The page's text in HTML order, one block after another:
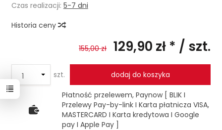
Czas realizacji: 5-7 dni
Historia ceny
155,00 zł 129,90 zł * / szt.
szt. dodaj do koszyka
Płatność przelewem, Paynow [ BLIK I
Przelewy Pay-by-link I Karta płatnicza VISA,
MASTERCARD I Karta kredytowa I Google
pay I Apple Pay ]